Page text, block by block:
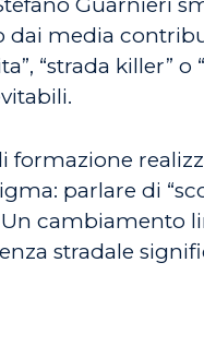
media
“strada killer”
formazione
parlare di
cambiamento
stradale